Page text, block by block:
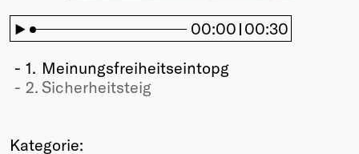
Membership
Info
Young Creatives
Friends of Creativity
2026
00:00 00:30
1. Meinungsfreiheitseintopg
2. Sicherheitsteig
Kategorie: